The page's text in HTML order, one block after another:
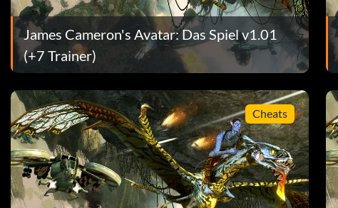
James Cameron's Avatar: Das Spiel v1.01
(+7 Trainer)
Cheats